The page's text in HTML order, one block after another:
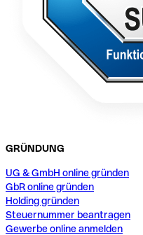
GRÜNDUNG
UG & GmbH online gründen
GbR online gründen
Holding gründen
Steuernummer beantragen
Gewerbe online anmelden